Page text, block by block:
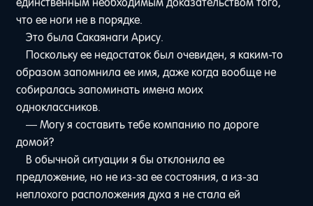
что ее ноги не в порядке.
Это была Сакаянаги Арису.
Поскольку ее недостаток был очевиден, я каким-то
образом запомнила ее имя, даже когда вообще не
собиралась запоминать имена моих
одноклассников.
— Могу я составить тебе компанию по дороге
домой?
В обычной ситуации я бы отклонила ее
предложение, но не из-за ее состояния, а из-за
неплохого расположения духа я не стала ей